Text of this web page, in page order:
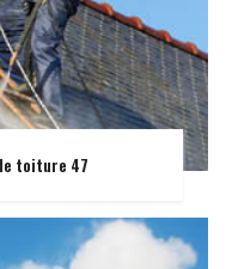
toiture 47